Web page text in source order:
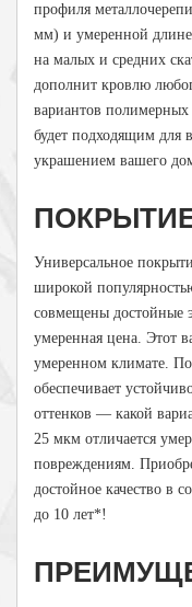
профиля
мм) и умеренной
на малых и средних
дополнит кровлю
вариантов
будет подходящим для
украшением вашего
Универсальное
широкой
совмещены достойные
умеренная цена. Этот
умеренном климате.
обеспечивает
оттенков — какой
25 мкм отличается
повреждениям.
достойное качество в
до 10 лет*!